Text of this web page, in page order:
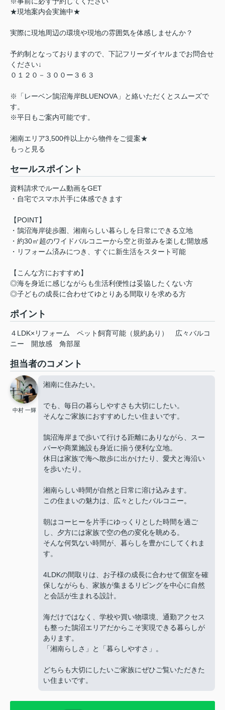
★現地案内会実施中★
実際に現地周辺の環境や現地の雰囲気を体感しませんか？
予約制となっておりますので、下記フリーダイヤルまでお問合せ
ください↓
０１２０－３００ー３６３
※「レーベン鵠沼海岸BLUENOVA」と絡いただくとスムーズで
す。
※平日もご案内可能です。
湘南エリア3,500件以上から物件をご提案★
もっと見る
セールスポイント
資料請求でルーム動画をGET
・自宅でスマホ片手に体感できます
【POINT】
・鵠沼海岸徒歩圏、湘南らしい暮らしを日常にできる立地
・約30㎡超のワイドバルコニーから空と街並みを楽しむ開放感
・リフォーム済みにつき、すぐに新生活をスタート可能
【こんな方におすすめ】
◎海を身近に感じながらも生活利便性は妥協したくない方
◎子どもの成長に合わせてゆとりある間取りを求める方
ポイント
４LDK×リフォーム ペット飼育可能（規約あり）
広々バルコ
ニー
開放感 角部屋
担当者のコメント
中村 一輝
湘南に住みたい。
でも、毎日の暮らしやすさも大切にしたい。
そんなご家族におすすめしたい住まいです。
鵠沼海岸まで歩いて行ける距離にありながら、スー
パーや商業施設も身近に揃う便利な立地。
休日は家族で海へ散歩に出かけたり、愛犬と海沿い
を歩いたり。
湘南らしい時間が自然と日常に溶け込みます。
この住まいの魅力は、広々としたバルコニー。
朝はコーヒーを片手にゆっくりとした時間を過ご
し、夕方には家族で空の色の変化を眺める。
そんな何気ない時間が、暮らしを豊かにしてくれま
す。
4LDKの間取りは、お子様の成長に合わせて個室を確
保しながらも、家族が集まるリビングを中心に自然
と会話が生まれる設計。
海だけではなく、学校や買い物環境、通勤アクセス
も整った鵠沼エリアだからこそ実現できる暮らしが
あります。
「湘南らしさ」と「暮らしやすさ」。
どちらも大切にしたいご家族にぜひご覧いただきた
い住まいです。